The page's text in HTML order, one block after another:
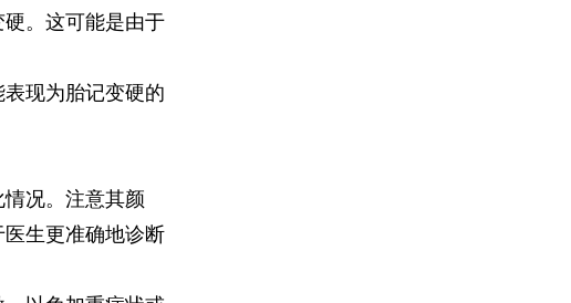
。这可能是由于
现为胎记变硬的
况。注意其颜
生更准确地诊断